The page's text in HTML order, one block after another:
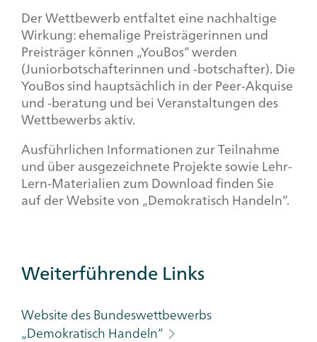
Der Wettbewerb entfaltet eine nachhaltige
Wirkung: ehemalige Preisträgerinnen und
Preisträger können „YouBos“ werden
(Juniorbotschafterinnen und -botschafter). Die
YouBos sind hauptsächlich in der Peer-Akquise
und -beratung und bei Veranstaltungen des
Wettbewerbs aktiv.
Ausführlichen Informationen zur Teilnahme
und über ausgezeichnete Projekte sowie Lehr-
Lern-Materialien zum Download finden Sie
auf der Website von „Demokratisch Handeln“.
Additional
Links
Category
Weiterführende Links
Website des Bundeswettbewerbs
„Demokratisch Handeln“